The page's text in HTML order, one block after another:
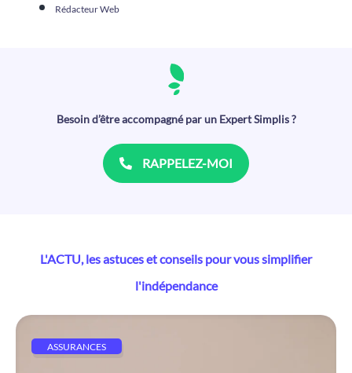
Rédacteur Web
Besoin d’être accompagné par un Expert Simplis ?
RAPPELEZ-MOI
L'ACTU, les astuces et conseils pour vous simplifier
l'indépendance
ASSURANCES